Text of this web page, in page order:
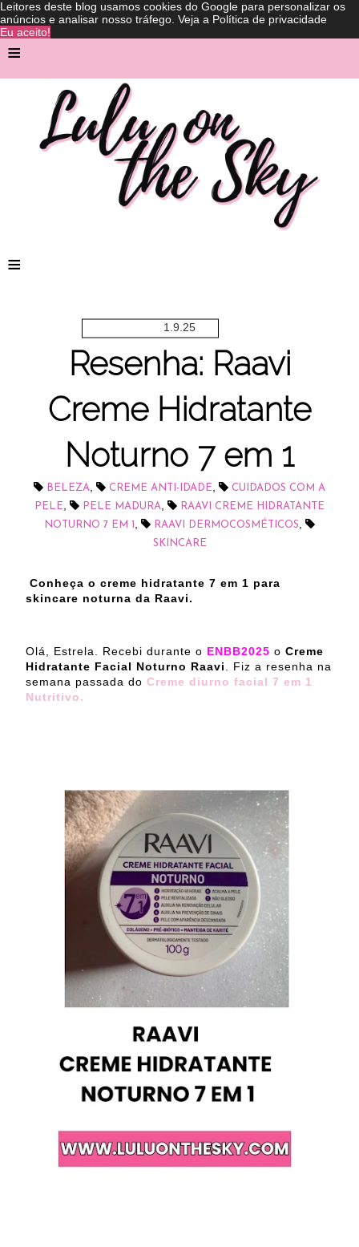
Leitores deste blog usamos cookies do Google para personalizar os
anúncios e analisar nosso tráfego. Veja a Política de privacidade
Eu aceito!
≡
≡
1.9.25
Resenha: Raavi
Creme Hidratante
Noturno 7 em 1
BELEZA, CREME ANTI-IDADE,
CUIDADOS COM A
PELE, PELE MADURA,
RAAVI CREME HIDRATANTE
NOTURNO 7 EM 1 , RAAVI DERMOCOSMÉTICOS,
SKINCARE
Conheça o creme hidratante 7 em 1 para
skincare noturna da Raavi.
Olá, Estrela. Recebi durante o ENBB2025 o Creme
Hidratante Facial Noturno Raavi. Fiz a resenha na
semana passada do Creme diurno facial 7 em 1
Nutritivo.